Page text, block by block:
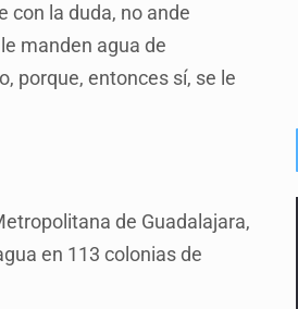
con la duda, no ande
manden agua de
porque, entonces sí, se le
de Guadalajara,
en 113 colonias de